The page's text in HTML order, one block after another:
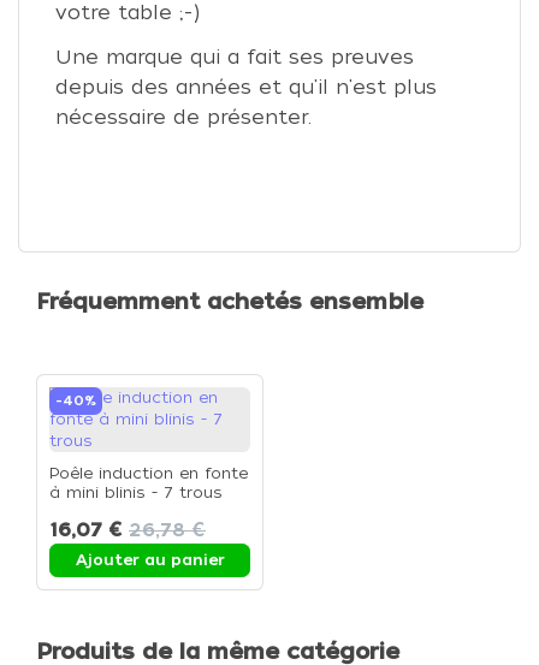
votre table ;-)
Une marque qui a fait ses preuves
depuis des années et qu'il n'est plus
nécessaire de présenter.
Fréquemment achetés ensemble
-40%
Poêle induction en fonte
à mini blinis - 7 trous
16,07 € 26,78 €
Ajouter au panier
Produits de la même catégorie